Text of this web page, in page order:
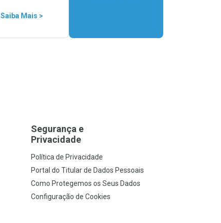
Saiba Mais >
Segurança e
Privacidade
Política de Privacidade
Portal do Titular de Dados Pessoais
Como Protegemos os Seus Dados
Configuração de Cookies